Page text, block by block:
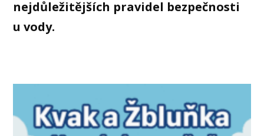
nejdůležitějších pravidel bezpečnosti
u vody.